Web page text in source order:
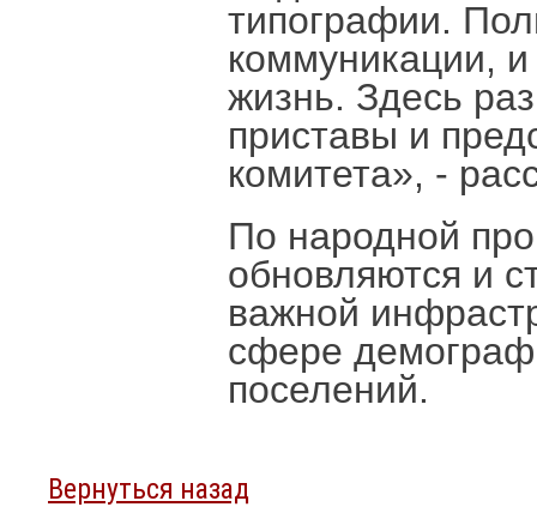
типографии.
коммуникации,
жизнь. Здесь
приставы и
комитета», -
По народной
обновляются и
важной
сфере
поселений.
Вернуться назад